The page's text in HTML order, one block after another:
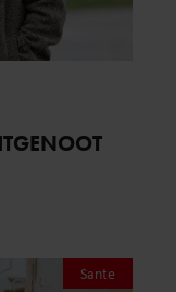
Sante